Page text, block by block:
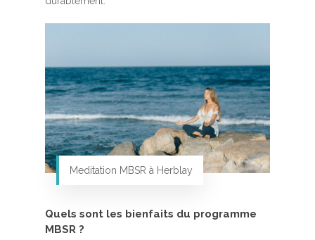
Meditation MBSR à Herblay
Quels sont les bienfaits du programme
MBSR ?